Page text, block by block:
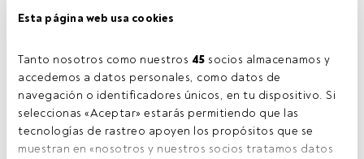
Esta página web usa cookies
Tanto nosotros como nuestros 45 socios almacenamos y
accedemos a datos personales, como datos de
navegación o identificadores únicos, en tu dispositivo. Si
seleccionas «Aceptar» estarás permitiendo que las
tecnologías de rastreo apoyen los propósitos que se
muestran en «nosotros y nuestros socios tratamos datos
Cedida por BBVA AM
Tiempo lectura: 4 min.